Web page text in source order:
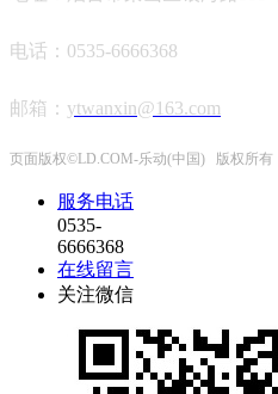
电话：0535-6666368
邮箱 ： ytwanxin@163.com
页面版权©LD.COM-乐动(中国) 版权所有
服务电话
0535-
6666368
在线留言
关注微信